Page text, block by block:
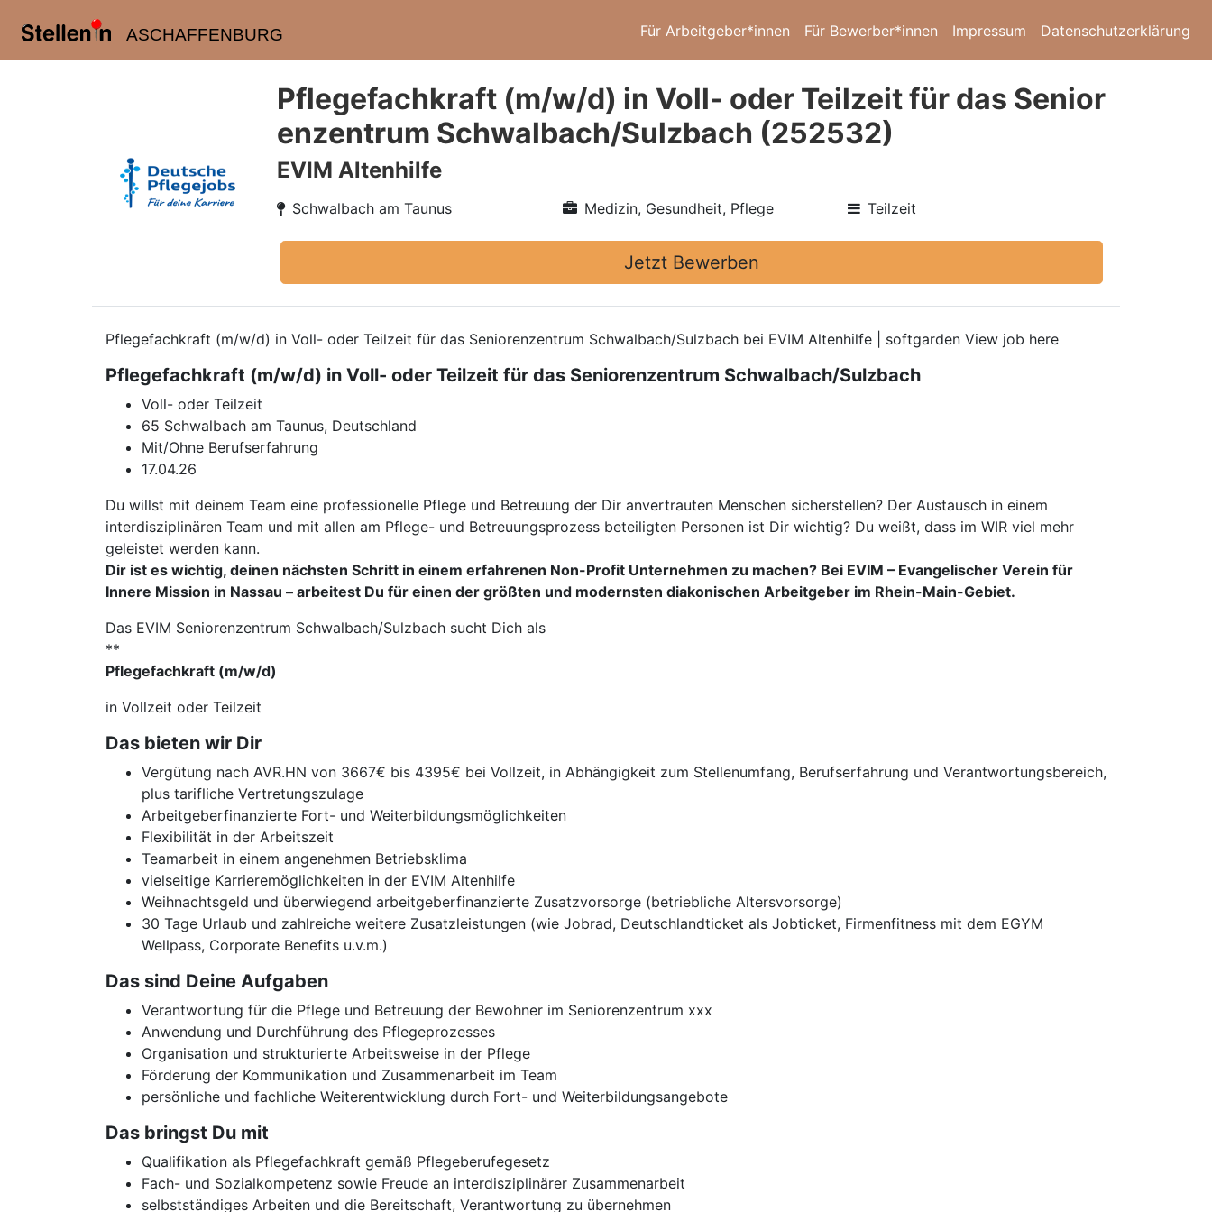
ASCHAFFENBURG Für Arbeitgeber*innen Für Bewerber*innen Impressum Datenschutzerklärung
Pflegefachkraft (m/w/d) in Voll- oder Teilzeit für das Senior
enzentrum Schwalbach/Sulzbach (252532)
EVIM Altenhilfe
Schwalbach am Taunus Medizin, Gesundheit, Pflege Teilzeit
Jetzt Bewerben
Pflegefachkraft (m/w/d) in Voll- oder Teilzeit für das Seniorenzentrum Schwalbach/Sulzbach bei EVIM Altenhilfe | softgarden View job here
Pflegefachkraft (m/w/d) in Voll- oder Teilzeit für das Seniorenzentrum Schwalbach/Sulzbach
Voll- oder Teilzeit
65 Schwalbach am Taunus, Deutschland
Mit/Ohne Berufserfahrung
17.04.26
Du willst mit deinem Team eine professionelle Pflege und Betreuung der Dir anvertrauten Menschen sicherstellen? Der Austausch in einem
interdisziplinären Team und mit allen am Pflege- und Betreuungsprozess beteiligten Personen ist Dir wichtig? Du weißt, dass im WIR viel mehr
geleistet werden kann.
Dir ist es wichtig, deinen nächsten Schritt in einem erfahrenen Non-Profit Unternehmen zu machen? Bei EVIM – Evangelischer Verein für
Innere Mission in Nassau – arbeitest Du für einen der größten und modernsten diakonischen Arbeitgeber im Rhein-Main-Gebiet.
Das EVIM Seniorenzentrum Schwalbach/Sulzbach sucht Dich als
**
Pflegefachkraft (m/w/d)
in Vollzeit oder Teilzeit
Das bieten wir Dir
Vergütung nach AVR.HN von 3667€ bis 4395€ bei Vollzeit, in Abhängigkeit zum Stellenumfang, Berufserfahrung und Verantwortungsbereich,
plus tarifliche Vertretungszulage
Arbeitgeberfinanzierte Fort- und Weiterbildungsmöglichkeiten
Flexibilität in der Arbeitszeit
Teamarbeit in einem angenehmen Betriebsklima
vielseitige Karrieremöglichkeiten in der EVIM Altenhilfe
Weihnachtsgeld und überwiegend arbeitgeberfinanzierte Zusatzvorsorge (betriebliche Altersvorsorge)
30 Tage Urlaub und zahlreiche weitere Zusatzleistungen (wie Jobrad, Deutschlandticket als Jobticket, Firmenfitness mit dem EGYM
Wellpass, Corporate Benefits u.v.m.)
Das sind Deine Aufgaben
Verantwortung für die Pflege und Betreuung der Bewohner im Seniorenzentrum xxx
Anwendung und Durchführung des Pflegeprozesses
Organisation und strukturierte Arbeitsweise in der Pflege
Förderung der Kommunikation und Zusammenarbeit im Team
persönliche und fachliche Weiterentwicklung durch Fort- und Weiterbildungsangebote
Das bringst Du mit
Qualifikation als Pflegefachkraft gemäß Pflegeberufegesetz
Fach- und Sozialkompetenz sowie Freude an interdisziplinärer Zusammenarbeit
selbstständiges Arbeiten und die Bereitschaft, Verantwortung zu übernehmen